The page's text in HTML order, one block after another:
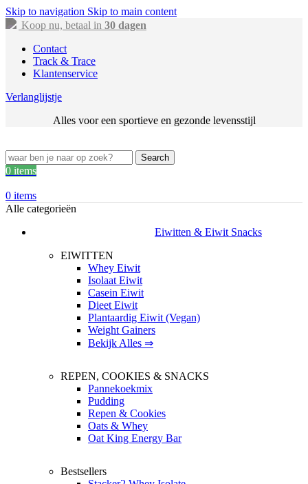
Skip to navigation Skip to main content
Koop nu, betaal in 30 dagen
Contact
Track & Trace
Klantenservice
Verlanglijstje
Alles voor een sportieve en gezonde levensstijl
Search
0 items
0 items
Alle categorieën
Eiwitten & Eiwit Snacks
EIWITTEN
Whey Eiwit
Isolaat Eiwit
Casein Eiwit
Dieet Eiwit
Plantaardig Eiwit (Vegan)
Weight Gainers
Bekijk Alles ⇒
REPEN, COOKIES & SNACKS
Pannekoekmix
Pudding
Repen & Cookies
Oats & Whey
Oat King Energy Bar
Bestsellers